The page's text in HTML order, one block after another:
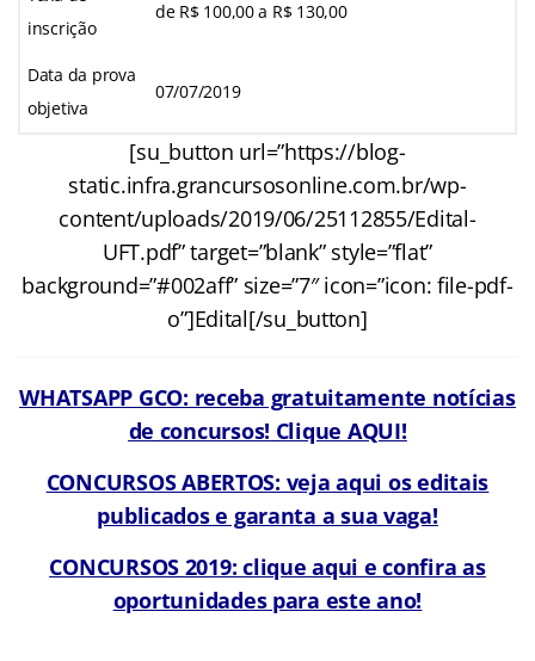
inscrição
de R$ 100,00 a R$ 130,00
Data da prova
objetiva
07/07/2019
[su_button url=”https://blog-
static.infra.grancursosonline.com.br/wp-
content/uploads/2019/06/25112855/Edital-
UFT.pdf” target=”blank” style=”flat”
background=”#002aff” size=”7″ icon=”icon: file-pdf-
o”]Edital[/su_button]
WHATSAPP GCO: receba gratuitamente notícias
de concursos! Clique AQUI!
CONCURSOS ABERTOS: veja aqui os editais
publicados e garanta a sua vaga!
CONCURSOS 2019: clique aqui e confira as
oportunidades para este ano!